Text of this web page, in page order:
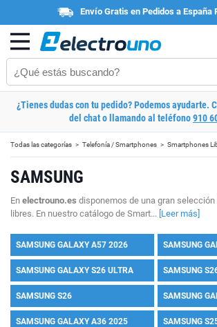
Envío Gratis en Pedidos a España
¿Tienes dudas con tu pedido? Podemos ayudarte.
del chat o llamando al teléfono910
Todas las categorías Telefonía / Smartphones Smartphones
SAMSUNG
En electrouno.es disponemos de una gran
libres. En nuestro catálogo de Smart... [Leer más]
SAMSUNG GALAXY A57 2026 SAMSUNG
SAMSUNG GALAXY S26 ULTRA SAMSUNG
SAMSUNG S26 SAMSUNG
SAMSUNG GALAXY A36 2025 SAMSUNG